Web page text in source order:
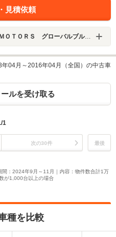
見積依頼
ＲＳ グローバルブルーモータース
04月～2016年04月（全国）の中古車
ルを受け取る
/1
次の30件 最後
：2024年9月～11月｜内容：物件数合計1万
が1,000台以上の場合
種を比較